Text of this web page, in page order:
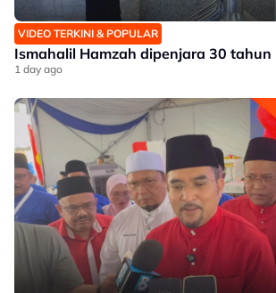
VIDEO TERKINI & POPULAR
Ismahalil Hamzah dipenjara 30 tahun
1 day ago